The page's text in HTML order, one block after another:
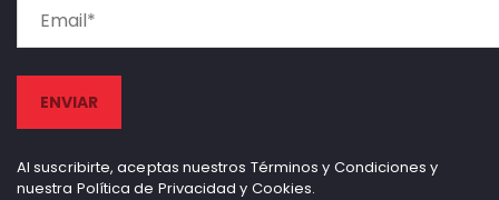
Al suscribirte, aceptas nuestros Términos y Condiciones y
nuestra Política de Privacidad y Cookies.